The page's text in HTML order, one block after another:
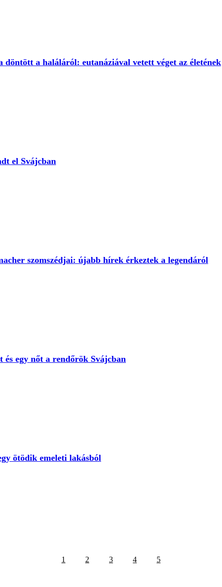
döntött a haláláról: eutanáziával vetett véget az életének
el Svájcban
szomszédjai: újabb hírek érkeztek a legendáról
egy nőt a rendőrök Svájcban
ötödik emeleti lakásból
1 2 3 4 5